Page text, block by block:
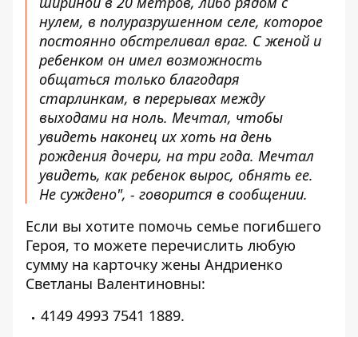
нулем, в полуразрушенном селе, которое
постоянно обстреливал враг. С женой и
ребенком он имел возможность
общаться только благодаря
старлинкам, в перерывах между
выходами на ноль. Мечтал, чтобы
увидеть наконец их хоть на день
рождения дочери, на три года. Мечтал
увидеть, как ребенок вырос, обнять ее.
Не суждено", - говорится в сообщении.
Если вы хотите помочь семье погибшего
Героя, то можете перечислить любую
сумму на карточку жены Андриенко
Светланы Валентиновны:
4149 4993 7541 1889.